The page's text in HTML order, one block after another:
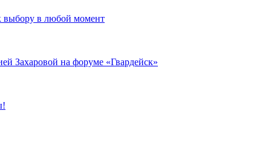
выбору в любой момент
Захаровой на форуме «Гвардейск»